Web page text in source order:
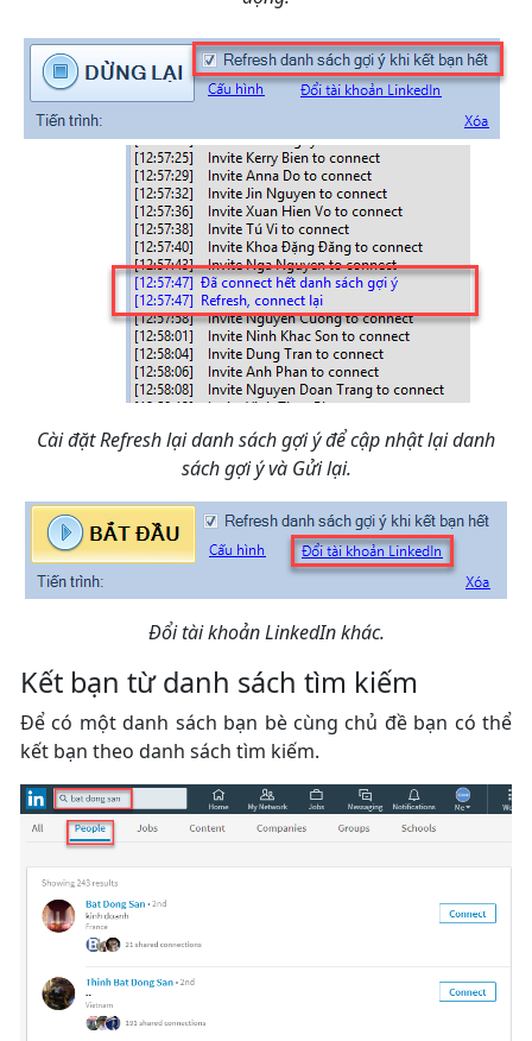
Cài đặt Refresh lại danh sách gợi ý để cập nhật lại danh
sách gợi ý và Gửi lại.
Đổi tài khoản LinkedIn khác.
Kết bạn từ danh sách tìm kiếm
Để có một danh sách bạn bè cùng chủ đề bạn có thể
kết bạn theo danh sách tìm kiếm.